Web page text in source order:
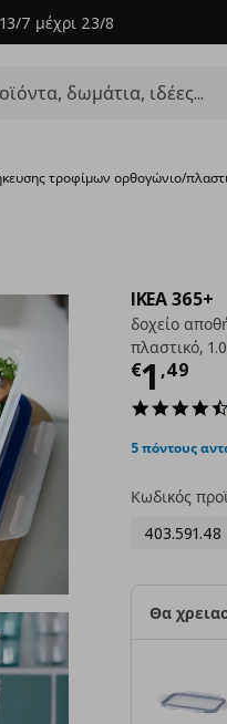
7 μέχρι 23/8
τροφίμων ορθογώνιο/
IKEA 365+
δοχείο
πλαστικό,
€1 ,49
5 πόντους
Κωδικός
403.591.48
Θα